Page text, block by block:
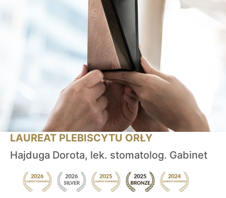
LAUREAT PLEBISCYTU ORŁY
Hajduga Dorota, lek. stomatolog. Gabinet